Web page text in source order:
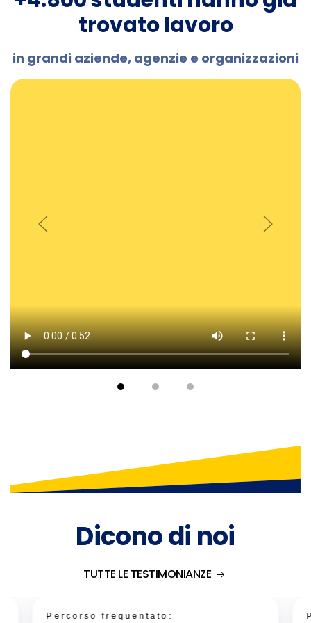
trovato lavoro
in grandi aziende, agenzie e organizzazioni
Dicono di noi
TUTTE LE TESTIMONIANZE
Percorso frequentato: